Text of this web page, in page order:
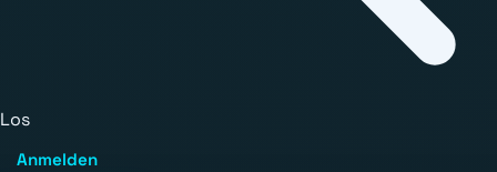
Los
Anmelden